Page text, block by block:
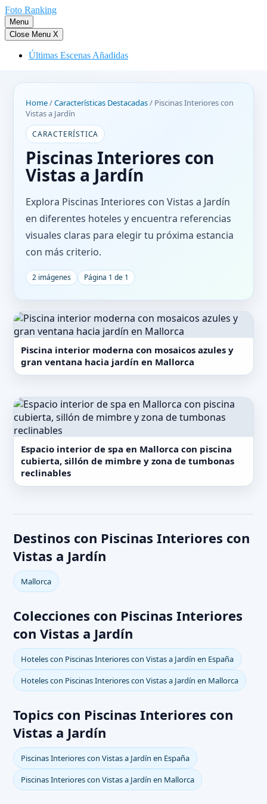
Saltar
al
contenido
Foto Ranking
Menu
Close Menu X
Últimas Escenas Añadidas
Home/Características Destacadas/ Piscinas Interiores con
Vistas a Jardín
CARACTERÍSTICA
Piscinas Interiores con
Vistas a Jardín
Explora Piscinas Interiores con Vistas a Jardín
en diferentes hoteles y encuentra referencias
visuales claras para elegir tu próxima estancia
con más criterio.
2 imágenes Página 1 de 1
Piscina interior moderna con mosaicos azules y
gran ventana hacia jardín en Mallorca
Espacio interior de spa en Mallorca con piscina
cubierta, sillón de mimbre y zona de tumbonas
reclinables
Destinos con Piscinas Interiores con
Vistas a Jardín
Mallorca
Colecciones con Piscinas Interiores
con Vistas a Jardín
Hoteles con Piscinas Interiores con Vistas a Jardín en España
Hoteles con Piscinas Interiores con Vistas a Jardín en Mallorca
Topics con Piscinas Interiores con
Vistas a Jardín
Piscinas Interiores con Vistas a Jardín en España
Piscinas Interiores con Vistas a Jardín en Mallorca